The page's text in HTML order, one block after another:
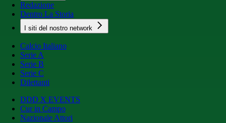
Redazione
Dentro La Storia
I siti del nostro network
Calcio Italiano
Serie A
Serie B
Serie C
Dilettanti
DDD X EVENTS
Cur in Campo
Nazionale Attori